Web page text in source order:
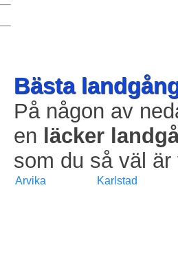
Bästa
På någon av
en läcker
som du så väl är
Arvika Karlstad